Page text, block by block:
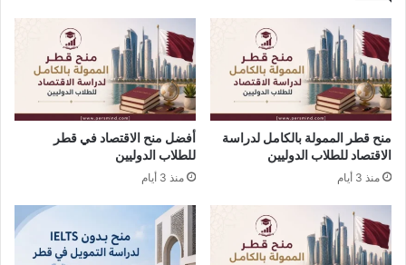
منح قطر الممولة بالكامل لدراسة
الاقتصاد للطلاب الدوليين
منذ 3 أيام
أفضل منح الاقتصاد في قطر
للطلاب الدوليين
منذ 3 أيام